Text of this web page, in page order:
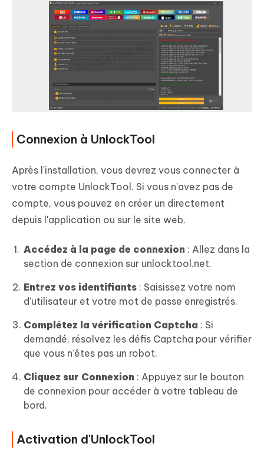
Connexion à UnlockTool
Après l'installation, vous devrez vous connecter à
votre compte UnlockTool. Si vous n'avez pas de
compte, vous pouvez en créer un directement
depuis l'application ou sur le site web.
Accédez à la page de connexion : Allez dans la
section de connexion sur unlocktool.net.
Entrez vos identifiants : Saisissez votre nom
d'utilisateur et votre mot de passe enregistrés.
Complétez la vérification Captcha : Si
demandé, résolvez les défis Captcha pour vérifier
que vous n'êtes pas un robot.
Cliquez sur Connexion : Appuyez sur le bouton
de connexion pour accéder à votre tableau de
bord.
Activation d'UnlockTool